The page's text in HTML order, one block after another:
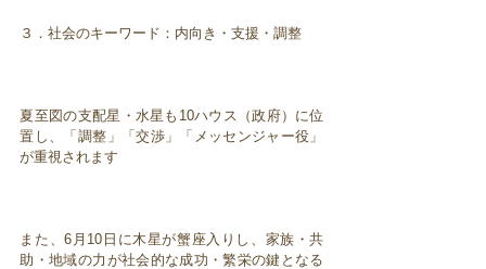
３．社会のキーワード：内向き・支援・調整
夏至図の支配星・水星も10ハウス（政府）に位
置し、「調整」「交渉」「メッセンジャー役」
が重視されます
また、6月10日に木星が蟹座入りし、家族・共
助・地域の力が社会的な成功・繁栄の鍵となる